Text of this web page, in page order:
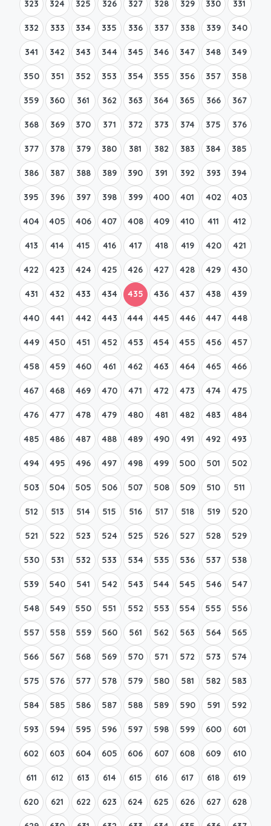
323 324 325 326 327 328 329 330 331
332 333 334 335 336 337 338 339 340
341 342 343 344 345 346 347 348 349
350 351 352 353 354 355 356 357 358
359 360 361 362 363 364 365 366 367
368 369 370 371 372 373 374 375 376
377 378 379 380 381 382 383 384 385
386 387 388 389 390 391 392 393 394
395 396 397 398 399 400 401 402 403
404 405 406 407 408 409 410 411 412
413 414 415 416 417 418 419 420 421
422 423 424 425 426 427 428 429 430
431 432 433 434 435 436 437 438 439
440 441 442 443 444 445 446 447 448
449 450 451 452 453 454 455 456 457
458 459 460 461 462 463 464 465 466
467 468 469 470 471 472 473 474 475
476 477 478 479 480 481 482 483 484
485 486 487 488 489 490 491 492 493
494 495 496 497 498 499 500 501 502
503 504 505 506 507 508 509 510 511
512 513 514 515 516 517 518 519 520
521 522 523 524 525 526 527 528 529
530 531 532 533 534 535 536 537 538
539 540 541 542 543 544 545 546 547
548 549 550 551 552 553 554 555 556
557 558 559 560 561 562 563 564 565
566 567 568 569 570 571 572 573 574
575 576 577 578 579 580 581 582 583
584 585 586 587 588 589 590 591 592
593 594 595 596 597 598 599 600 601
602 603 604 605 606 607 608 609 610
611 612 613 614 615 616 617 618 619
620 621 622 623 624 625 626 627 628